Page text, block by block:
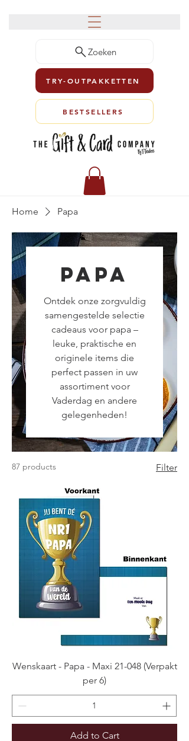
Zoeken
TRY-OUTPAKKETTEN
BESTSELLERS
Home Papa
Papa
Ontdek onze zorgvuldig
samengestelde selectie
cadeaus voor papa –
leuke, praktische en
originele items die
perfect passen in uw
assortiment voor
Vaderdag en andere
gelegenheden!
87 products Filter
Wenskaart - Papa - Maxi 21-048 (Verpakt
per 6)
Add to Cart